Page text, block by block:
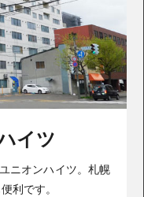
イツ
ニオンハイツ。札幌
利です。